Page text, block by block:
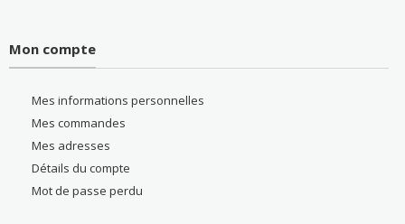
Mon compte
Mes informations personnelles
Mes commandes
Mes adresses
Détails du compte
Mot de passe perdu